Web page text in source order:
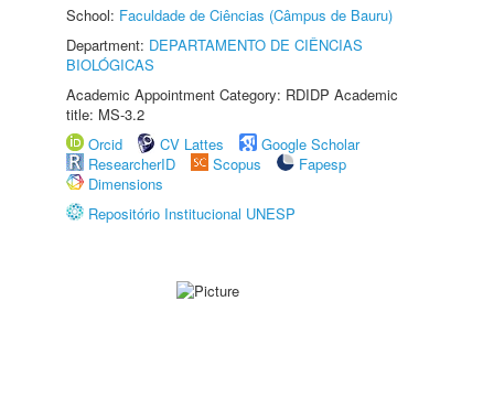
School: Faculdade de Ciências (Câmpus de Bauru)
Department: DEPARTAMENTO DE CIÊNCIAS
BIOLÓGICAS
Academic Appointment Category: RDIDP Academic
title: MS-3.2
Orcid
CV Lattes
Google Scholar
ResearcherID
Scopus
Fapesp
Dimensions
Repositório Institucional UNESP